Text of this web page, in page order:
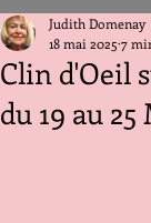
Clin d'Oeil
du 19 au 25
Judith Domenay
18 mai 2025 7